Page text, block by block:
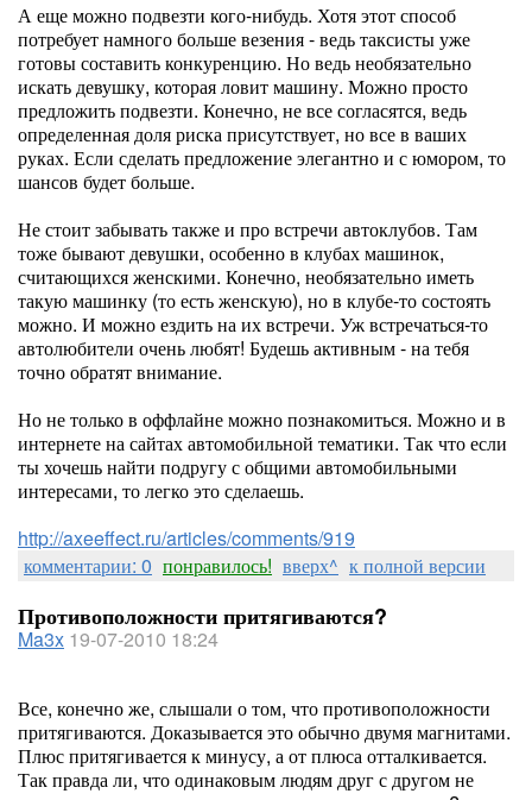
А еще можно подвезти кого-нибудь. Хотя этот способ
потребует намного больше везения - ведь таксисты уже
готовы составить конкуренцию. Но ведь необязательно
искать девушку, которая ловит машину. Можно просто
предложить подвезти. Конечно, не все согласятся, ведь
определенная доля риска присутствует, но все в ваших
руках. Если сделать предложение элегантно и с юмором, то
шансов будет больше.
Не стоит забывать также и про встречи автоклубов. Там
тоже бывают девушки, особенно в клубах машинок,
считающихся женскими. Конечно, необязательно иметь
такую машинку (то есть женскую), но в клубе-то состоять
можно. И можно ездить на их встречи. Уж встречаться-то
автолюбители очень любят! Будешь активным - на тебя
точно обратят внимание.
Но не только в оффлайне можно познакомиться. Можно и в
интернете на сайтах автомобильной тематики. Так что если
ты хочешь найти подругу с общими автомобильными
интересами, то легко это сделаешь.
http://axeeffect.ru/articles/comments/919
комментарии: 0 понравилось! вверх^ к полной версии
Противоположности притягиваются?
Ma3x 19-07-2010 18:24
Все, конечно же, слышали о том, что противоположности
притягиваются. Доказывается это обычно двумя магнитами.
Плюс притягивается к минусу, а от плюса отталкивается.
Так правда ли, что одинаковым людям друг с другом не